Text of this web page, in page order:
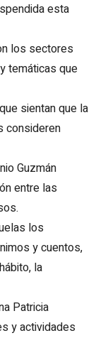
esta
los sectores
temáticas que
sientan que la
consideren
Guzmán
entre las
los
y cuentos,
la
Patricia
y actividades